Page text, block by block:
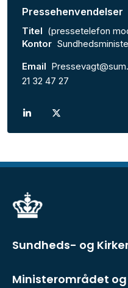
Pressehenvendelser
Titel (pressetelefon
Kontor
Email
21 32 47 27
Sundheds- og
Ministerområdet